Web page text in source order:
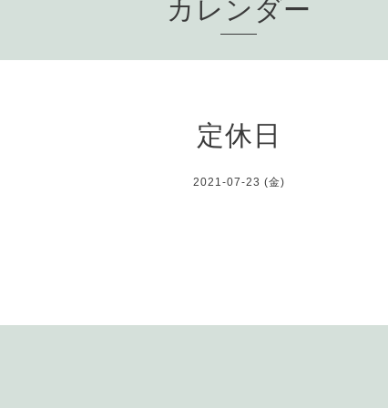
カレンダー
定休日
2021-07-23 (金)